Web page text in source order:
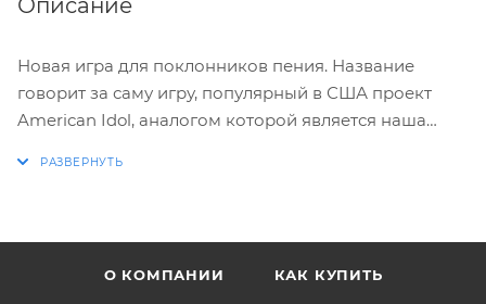
Описание
Новая игра для поклонников пения. Название
говорит за саму игру, популярный в США проект
American Idol, аналогом которой является наша
Особенности игры:
О КОМПАНИИ КАК КУПИТЬ